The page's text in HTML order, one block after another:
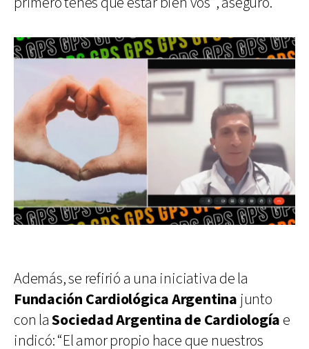
Además, se refirió a una iniciativa de la
Fundación Cardiológica Argentina junto
con laSociedad Argentina de Cardiología e
indicó: “El amor propio hace que nuestros